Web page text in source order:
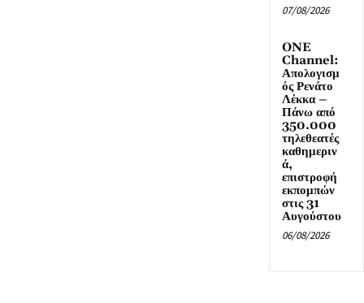
07/08/2026
ONE
Channel:
Απολογισμ
ός Ρενάτο
Λέκκα –
Πάνω από
350.000
τηλεθεατές
καθημεριν
ά,
επιστροφή
εκπομπών
στις 31
Αυγούστου
06/08/2026